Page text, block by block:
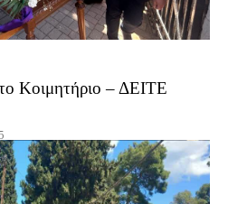
Κοιμητήριο – ΔΕΙΤΕ